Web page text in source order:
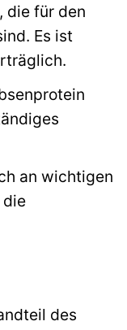
, die für den
Es ist
an wichtigen
des